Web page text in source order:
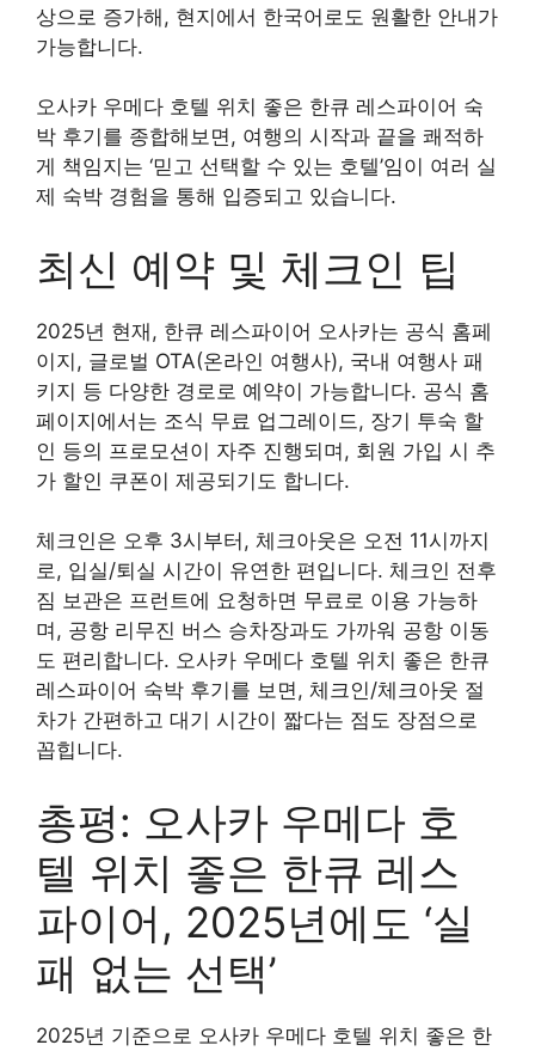
상으로 증가해, 현지에서 한국어로도 원활한 안내가
가능합니다.
오사카 우메다 호텔 위치 좋은 한큐 레스파이어 숙
박 후기를 종합해보면, 여행의 시작과 끝을 쾌적하
게 책임지는 ‘믿고 선택할 수 있는 호텔’임이 여러 실
제 숙박 경험을 통해 입증되고 있습니다.
최신 예약 및 체크인 팁
2025년 현재, 한큐 레스파이어 오사카는 공식 홈페
이지, 글로벌 OTA(온라인 여행사), 국내 여행사 패
키지 등 다양한 경로로 예약이 가능합니다. 공식 홈
페이지에서는 조식 무료 업그레이드, 장기 투숙 할
인 등의 프로모션이 자주 진행되며, 회원 가입 시 추
가 할인 쿠폰이 제공되기도 합니다.
체크인은 오후 3시부터, 체크아웃은 오전 11시까지
로, 입실/퇴실 시간이 유연한 편입니다. 체크인 전후
짐 보관은 프런트에 요청하면 무료로 이용 가능하
며, 공항 리무진 버스 승차장과도 가까워 공항 이동
도 편리합니다. 오사카 우메다 호텔 위치 좋은 한큐
레스파이어 숙박 후기를 보면, 체크인/체크아웃 절
차가 간편하고 대기 시간이 짧다는 점도 장점으로
꼽힙니다.
총평: 오사카 우메다 호
텔 위치 좋은 한큐 레스
파이어, 2025년에도 ‘실
패 없는 선택’
2025년 기준으로 오사카 우메다 호텔 위치 좋은 한